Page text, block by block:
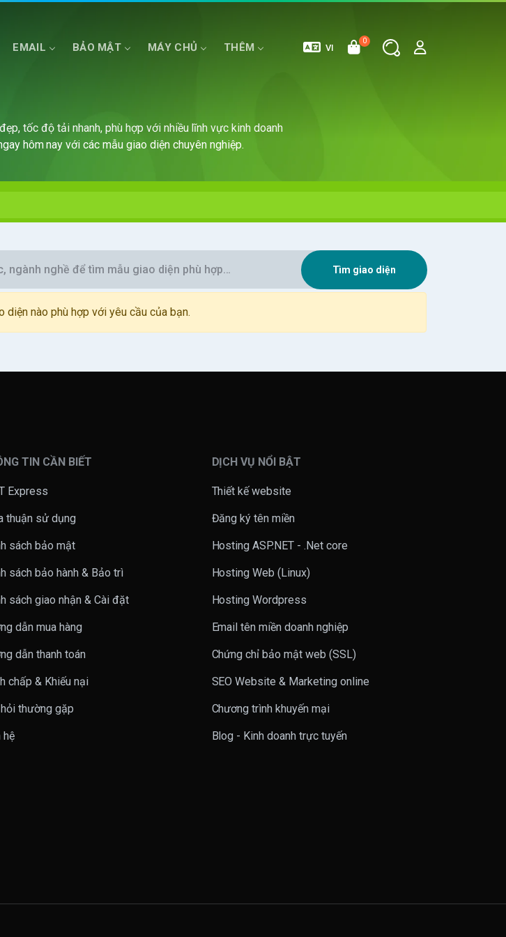
HOSTING NET CORE HOSTING WORDPRESS
EMAIL BẢO MẬT MÁY CHỦ
CLOUD SERVER MÁY CHỦ RIÊNG
THÊM VI
0
tốc độ tải nhanh, phù hợp với nhiều lĩnh vực kinh doanh
hôm nay với các mẫu giao diện chuyên nghiệp.
Tìm giao diện
diện nào phù hợp với yêu cầu của bạn.
TIN CẦN BIẾT
Express
thuận sử dụng
sách bảo mật
sách bảo hành & Bảo trì
sách giao nhận & Cài đặt
dẫn mua hàng
dẫn thanh toán
chấp & Khiếu nại
thường gặp
hệ
DỊCH VỤ NỔI BẬT
Thiết kế website
Đăng ký tên miền
Hosting ASP.NET - .Net core
Hosting Web (Linux)
Hosting Wordpress
Email tên miền doanh nghiệp
Chứng chỉ bảo mật web (SSL)
SEO Website & Marketing online
Chương trình khuyến mại
Blog - Kinh doanh trực tuyến